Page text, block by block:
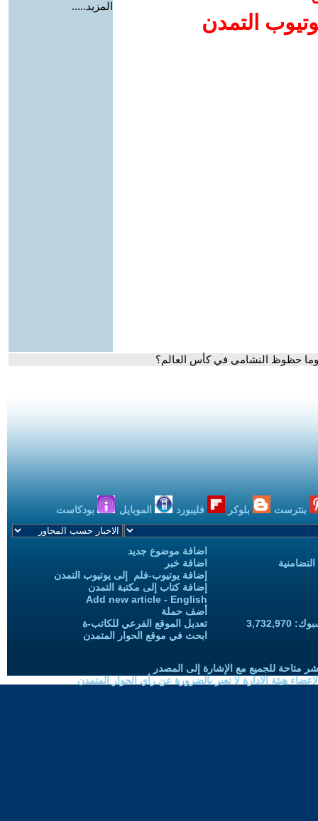
التمدن
المزيد.....
حظوظ النشامى في كأس العالم؟
بنترست بلوكر فليبورد الموبايل بودكاست
اضافة موضوع جديد
اضافة خبر
إضافة يوتيوب-فلم إلى يوتيوب التمدن
إضافة كتاب إلى مكتبة التمدن
Add new article - English
أضف حملة
تعديل الموقع الفرعي للكاتب-ة
ابحث في موقع الحوار المتمدن
متاحة للجميع مع الإشارة إلى المصدر
هيئة الادارة لا تعبر بالضرورة عن رأي الحوار المتمدن